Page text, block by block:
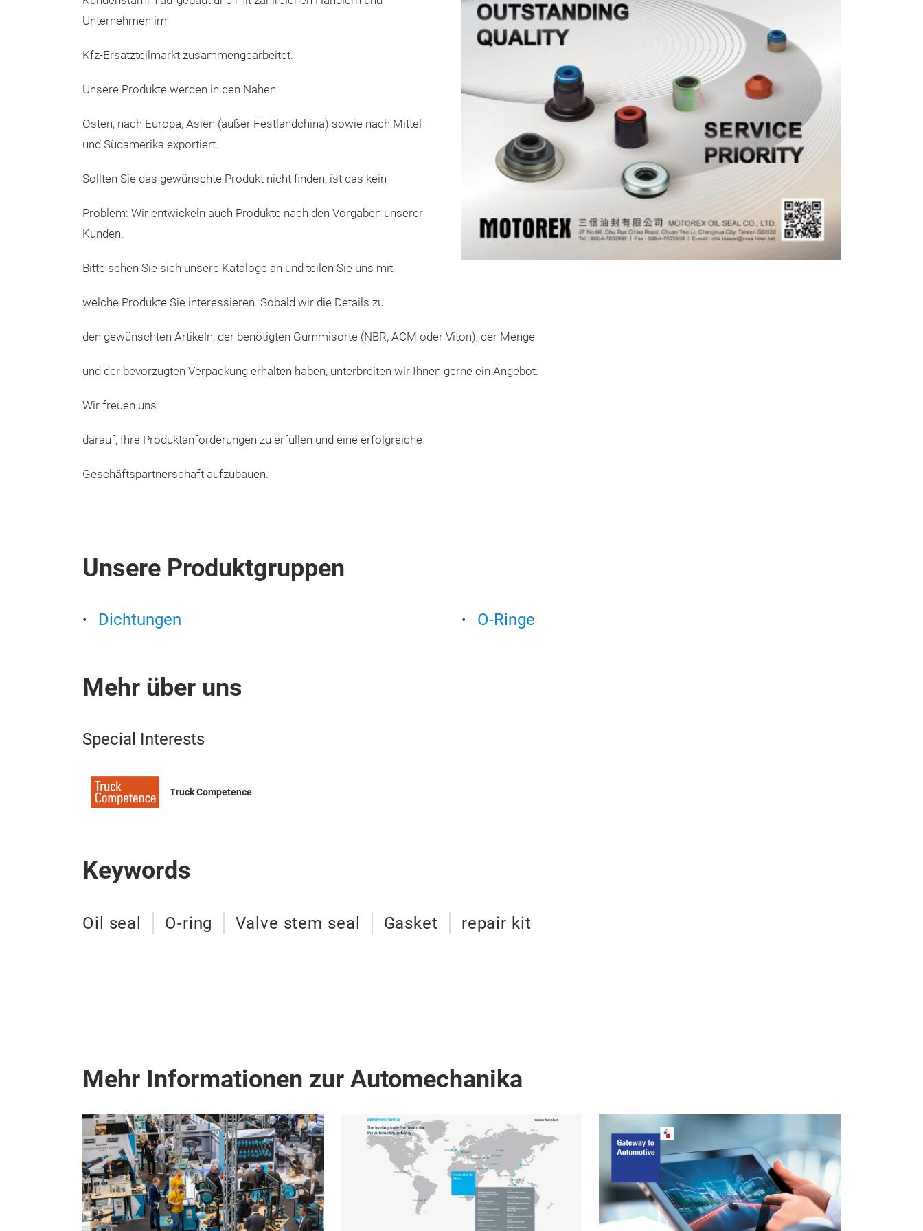
Unternehmen im
Kfz-Ersatzteilmarkt zusammengearbeitet.
Unsere Produkte werden in den Nahen
Osten, nach Europa, Asien (außer Festlandchina) sowie nach Mittel-
und Südamerika exportiert.
Sollten Sie das gewünschte Produkt nicht finden, ist das kein
Problem: Wir entwickeln auch Produkte nach den Vorgaben unserer
Kunden.
Bitte sehen Sie sich unsere Kataloge an und teilen Sie uns mit,
welche Produkte Sie interessieren. Sobald wir die Details zu
den gewünschten Artikeln, der benötigten Gummisorte (NBR, ACM oder Viton), der Menge
und der bevorzugten Verpackung erhalten haben, unterbreiten wir Ihnen gerne ein Angebot.
Wir freuen uns
darauf, Ihre Produktanforderungen zu erfüllen und eine erfolgreiche
Geschäftspartnerschaft aufzubauen.
Unsere Produktgruppen
Dichtungen O-Ringe
Mehr über uns
Special Interests
Truck Competence
Keywords
Oil seal O-ring Valve stem seal Gasket repair kit
Mehr Informationen zur Automechanika